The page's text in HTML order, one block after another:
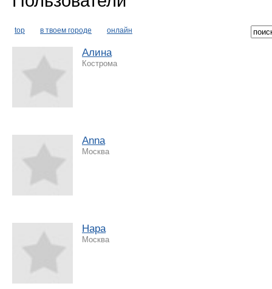
top в твоем городе онлайн
Алина
Кострома
Anna
Москва
Нара
Москва